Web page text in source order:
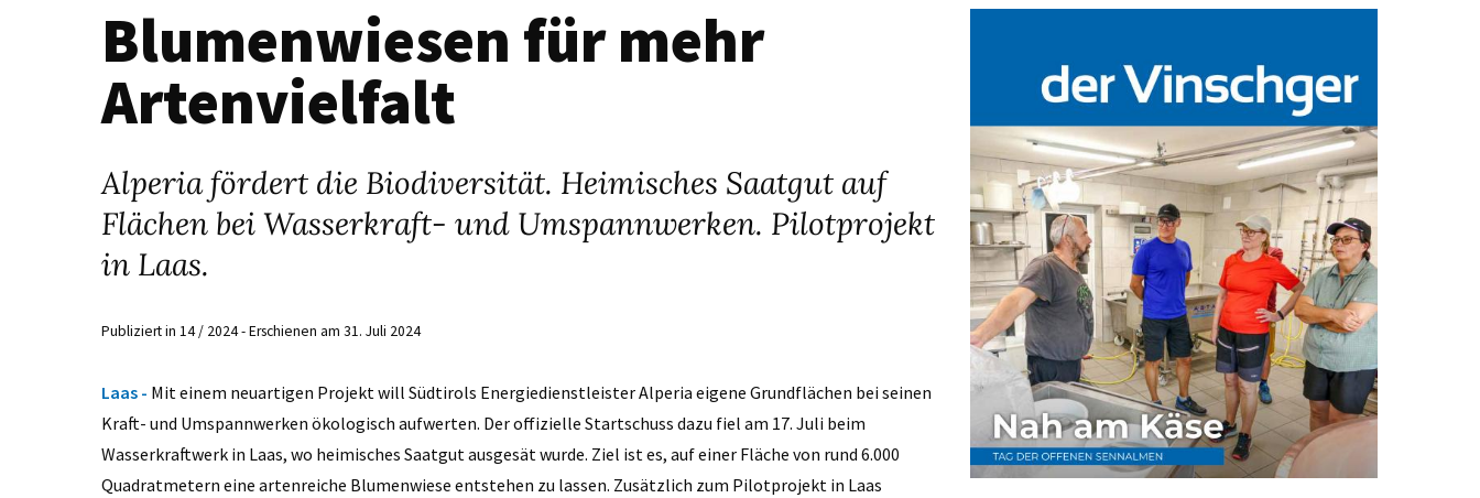
Blumenwiesen für mehr
Artenvielfalt
Alperia fördert die Biodiversität. Heimisches Saatgut auf
Flächen bei Wasserkraft- und Umspannwerken. Pilotprojekt
in Laas.
Publiziert in 14 / 2024 - Erschienen am 31. Juli 2024
Laas - Mit einem neuartigen Projekt will Südtirols Energiedienstleister Alperia eigene Grundflächen bei seinen
Kraft- und Umspannwerken ökologisch aufwerten. Der offizielle Startschuss dazu fiel am 17. Juli beim
Wasserkraftwerk in Laas, wo heimisches Saatgut ausgesät wurde. Ziel ist es, auf einer Fläche von rund 6.000
Quadratmetern eine artenreiche Blumenwiese entstehen zu lassen. Zusätzlich zum Pilotprojekt in Laas